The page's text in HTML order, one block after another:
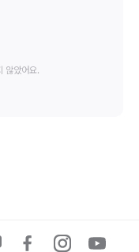
않았어요.